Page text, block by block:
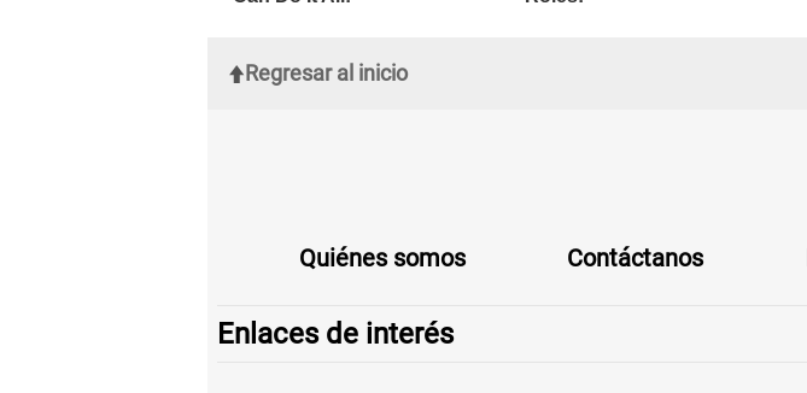
Regresar al inicio
Quiénes somos Contáctanos
Enlaces de interés